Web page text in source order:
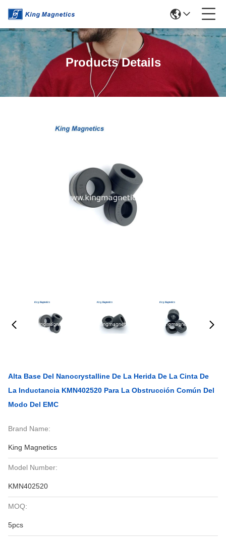
Products Details
Alta Base Del Nanocrystalline De La Herida De La Cinta De
La Inductancia KMN402520 Para La Obstrucción Común Del
Modo Del EMC
Brand Name:
King Magnetics
Model Number:
KMN402520
MOQ:
5pcs